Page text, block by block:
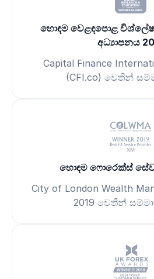
හොඳම වෙළඳපොළ
අධ්‍යාපනය
Capital Finance
(CFI.co) වෙතින්
හොඳම ෆොරෙක්ස්
City of London Wealth
2019 වෙතින්